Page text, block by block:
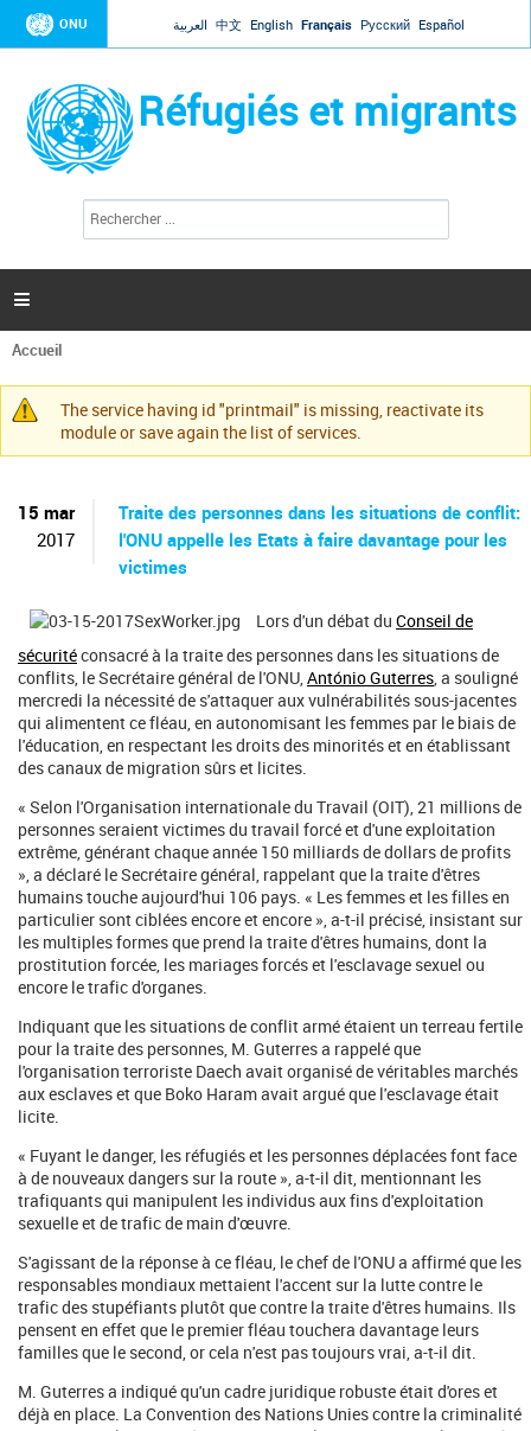
Jump to navigation
ONU العربية 中文 English Français Русский Español
Réfugiés et migrants
l
c
h

Vous
êtes
ici
Accueil
Message
d'avertissement
The service having id "printmail" is missing, reactivate its
module or save again the list of services.
15 mar
2017
Traite des personnes dans les situations de conflit:
l'ONU appelle les Etats à faire davantage pour les
victimes
Lors d'un débat du Conseil de
sécuritéconsacré à la traite des personnes dans les situations de
conflits, le Secrétaire général de l'ONU,António Guterres, a souligné
mercredi la nécessité de s'attaquer aux vulnérabilités sous-jacentes
qui alimentent ce fléau, en autonomisant les femmes par le biais de
l'éducation, en respectant les droits des minorités et en établissant
des canaux de migration sûrs et licites.
« Selon l'Organisation internationale du Travail (OIT), 21 millions de
personnes seraient victimes du travail forcé et d'une exploitation
extrême, générant chaque année 150 milliards de dollars de profits
», a déclaré le Secrétaire général, rappelant que la traite d'êtres
humains touche aujourd'hui 106 pays. « Les femmes et les filles en
particulier sont ciblées encore et encore », a-t-il précisé, insistant sur
les multiples formes que prend la traite d'êtres humains, dont la
prostitution forcée, les mariages forcés et l'esclavage sexuel ou
encore le trafic d'organes.
Indiquant que les situations de conflit armé étaient un terreau fertile
pour la traite des personnes, M. Guterres a rappelé que
l'organisation terroriste Daech avait organisé de véritables marchés
aux esclaves et que Boko Haram avait argué que l'esclavage était
licite.
« Fuyant le danger, les réfugiés et les personnes déplacées font face
à de nouveaux dangers sur la route », a-t-il dit, mentionnant les
trafiquants qui manipulent les individus aux fins d'exploitation
sexuelle et de trafic de main d'œuvre.
S'agissant de la réponse à ce fléau, le chef de l'ONU a affirmé que les
responsables mondiaux mettaient l'accent sur la lutte contre le
trafic des stupéfiants plutôt que contre la traite d'êtres humains. Ils
pensent en effet que le premier fléau touchera davantage leurs
familles que le second, or cela n'est pas toujours vrai, a-t-il dit.
M. Guterres a indiqué qu'un cadre juridique robuste était d'ores et
déjà en place. La Convention des Nations Unies contre la criminalité